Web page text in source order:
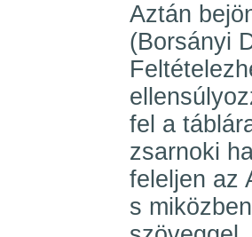
Aztán
(Borsányi
fel a
zsarnoki
feleljen az
s